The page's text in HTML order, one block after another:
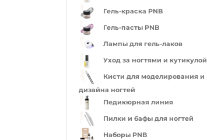
Гель-краска PNB
Гель-пасты PNB
Лампы для гель-лаков
Уход за ногтями и кутикулой
Кисти для моделирования и
дизайна ногтей
Педикюрная линия
Пилки и бафы для ногтей
Наборы PNB